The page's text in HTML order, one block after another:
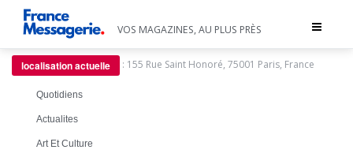
Toggle
VOS MAGAZINES, AU PLUS PRÈS
localisation actuelle : 155 Rue Saint Honoré, 75001 Paris, France
Quotidiens
Actualites
Art Et Culture